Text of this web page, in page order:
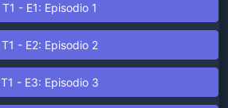
T1 - E1: Episodio 1
T1 - E2: Episodio 2
T1 - E3: Episodio 3